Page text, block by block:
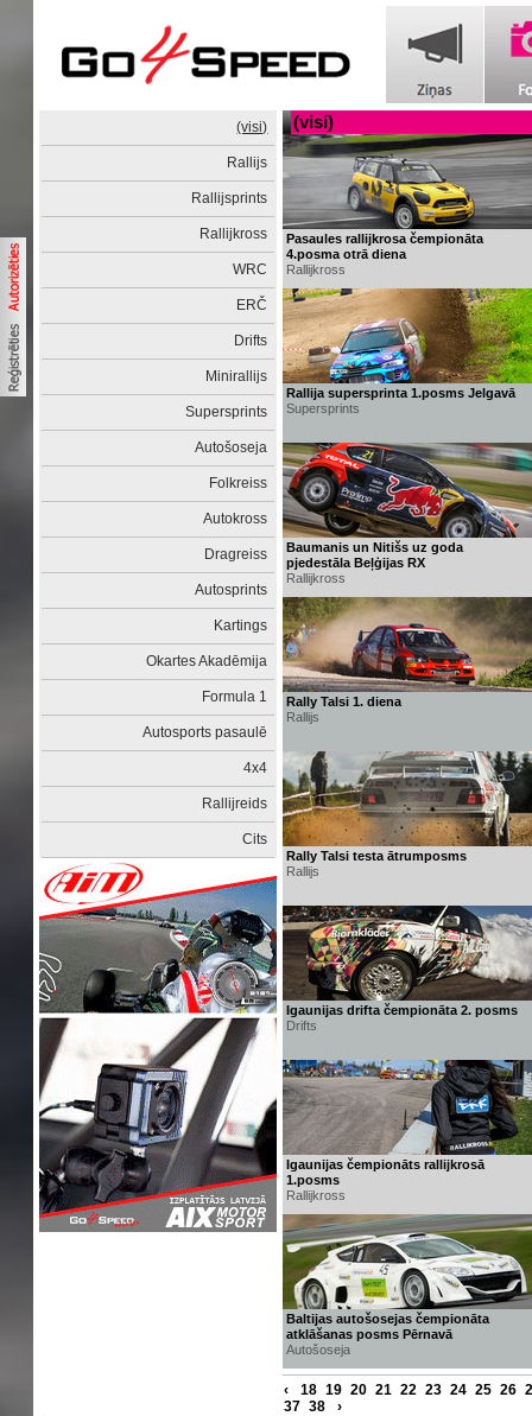
(visi)
Rallijs
Rallijsprints
Rallijkross
WRC
ERČ
Drifts
Minirallijs
Supersprints
Autošoseja
Folkreiss
Autokross
Dragreiss
Autosprints
Kartings
Okartes Akadēmija
Formula 1
Autosports pasaulē
4x4
Rallijreids
Cits
(visi)
Pasaules rallijkrosa čempionāta
4.posma otrā diena
Rallijkross
Rallija supersprinta 1.posms Jelgavā
Supersprints
Baumanis un Nitišs uz goda
pjedestāla Beļģijas RX
Rallijkross
Rally Talsi 1. diena
Rallijs
Rally Talsi testa ātrumposms
Rallijs
Igaunijas drifta čempionāta 2. posms
Drifts
Igaunijas čempionāts rallijkrosā
1.posms
Rallijkross
Baltijas autošosejas čempionāta
atklāšanas posms Pērnavā
Autošoseja
‹ 18 19 20 21 22 23 24 25 26
37 38 ›